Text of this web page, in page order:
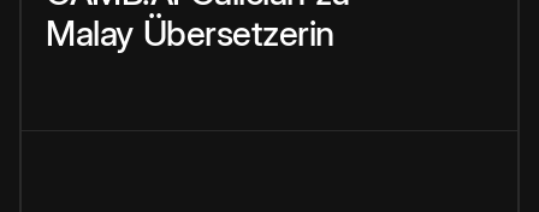
Malay Übersetzerin